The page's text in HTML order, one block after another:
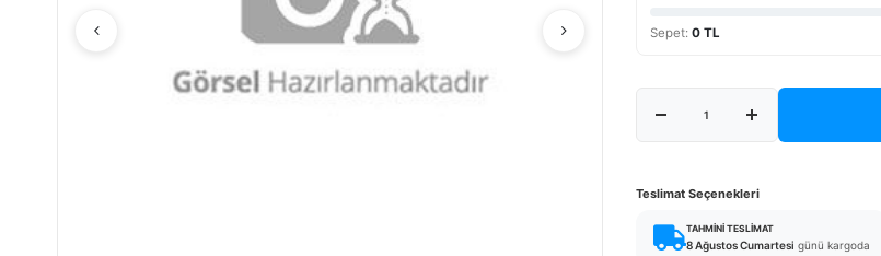
Sepet:0 TL
Teslimat Seçenekleri
TAHMINI TESLIMAT
8 Ağustos Cumartesi günü kargoda